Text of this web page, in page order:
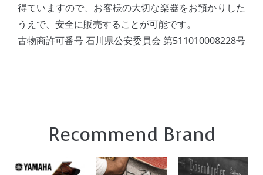
得ていますので、お客様の大切な楽器をお預かりした
うえで、安全に販売することが可能です。
古物商許可番号 石川県公安委員会 第511010008228号
Recommend Brand